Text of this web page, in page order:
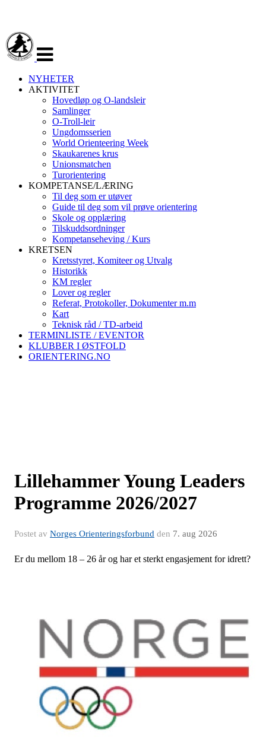
navigasjon
NYHETER
AKTIVITET
Hovedløp og O-landsleir
Samlinger
O-Troll-leir
Ungdomsserien
World Orienteering Week
Skaukarenes krus
Unionsmatchen
Turorientering
KOMPETANSE/LÆRING
Til deg som er utøver
Guide til deg som vil prøve orientering
Skole og opplæring
Tilskuddsordninger
Kompetanseheving / Kurs
KRETSEN
Kretsstyret, Komiteer og Utvalg
Historikk
KM regler
Lover og regler
Referat, Protokoller, Dokumenter m.m
Kart
Teknisk råd / TD-arbeid
TERMINLISTE / EVENTOR
KLUBBER I ØSTFOLD
ORIENTERING.NO
Lillehammer Young Leaders
Programme 2026/2027
Postet av Norges Orienteringsforbund den 7. aug 2026
Er du mellom 18 – 26 år og har et sterkt engasjement for idrett?